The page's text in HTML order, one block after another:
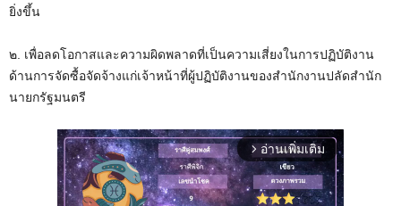
ยิ่งขึ้น
๒. เพื่อลดโอกาสและความผิดพลาดที่เป็นความเสี่ยงในการปฏิบัติงาน
ด้านการจัดซื้อจัดจ้างแก่เจ้าหน้าที่ผู้ปฏิบัติงานของสำนักงานปลัดสำนัก
นายกรัฐมนตรี
arrow_forward_ios อ่านเพิ่มเติม